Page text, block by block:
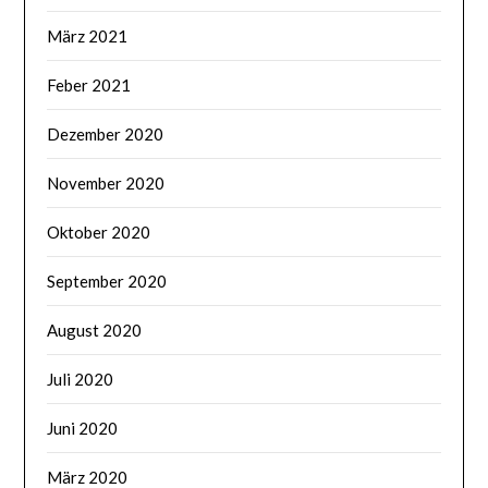
März 2021
Feber 2021
Dezember 2020
November 2020
Oktober 2020
September 2020
August 2020
Juli 2020
Juni 2020
März 2020